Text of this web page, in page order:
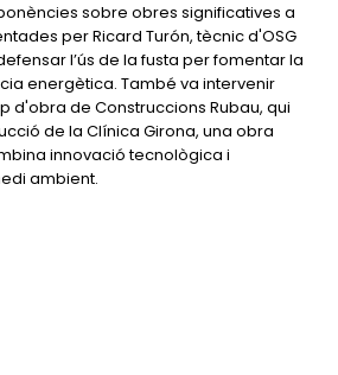
sobre obres significatives a
per Ricard Turón, tècnic d'OSG
l’ús de la fusta per fomentar la
energètica. També va intervenir
d'obra de Construccions Rubau, qui
de la Clínica Girona, una obra
innovació tecnològica i
ambient.